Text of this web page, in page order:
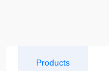
Products